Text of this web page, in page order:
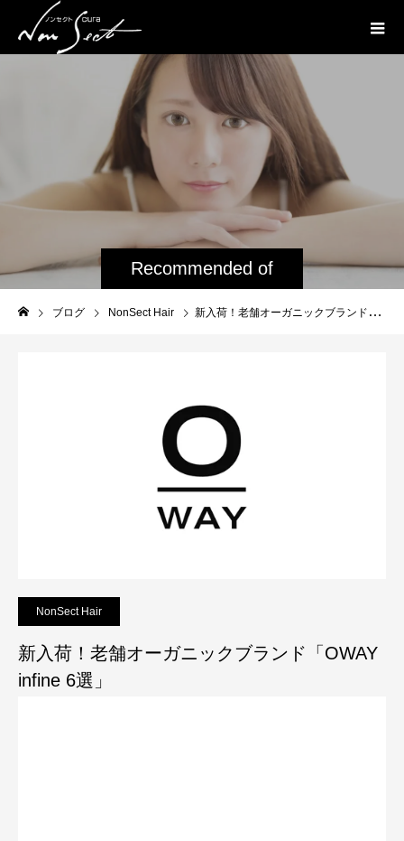
Recommended of
NONSECT
ブログ NonSect Hair 新入荷！老舗オーガニックブランド「OWAY infine 6選」
NonSect Hair
新入荷！老舗オーガニックブランド「OWAY
infine 6選」